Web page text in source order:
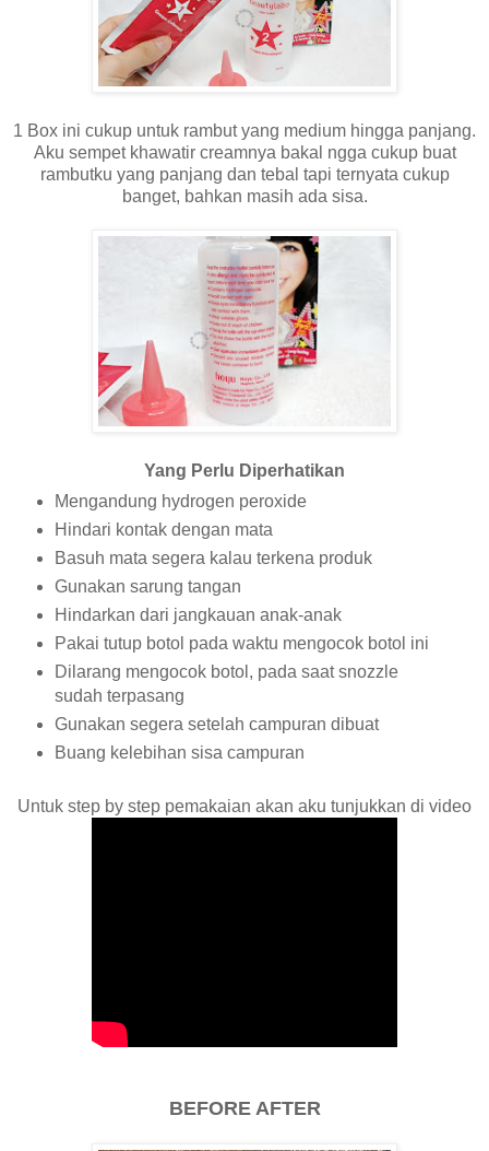
1 Box ini cukup untuk rambut yang medium hingga panjang.
Aku sempet khawatir creamnya bakal ngga cukup buat
rambutku yang panjang dan tebal tapi ternyata cukup
banget, bahkan masih ada sisa.
Yang Perlu Diperhatikan
Mengandung hydrogen peroxide
Hindari kontak dengan mata
Basuh mata segera kalau terkena produk
Gunakan sarung tangan
Hindarkan dari jangkauan anak-anak
Pakai tutup botol pada waktu mengocok botol ini
Dilarang mengocok botol, pada saat snozzle
sudah terpasang
Gunakan segera setelah campuran dibuat
Buang kelebihan sisa campuran
Untuk step by step pemakaian akan aku tunjukkan di video
BEFORE AFTER